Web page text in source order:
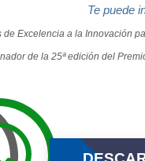
Te puede
de Excelencia a la Innovación
de la 25ª edición del